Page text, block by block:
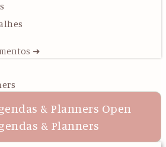
➜
& Planners Open
& Planners